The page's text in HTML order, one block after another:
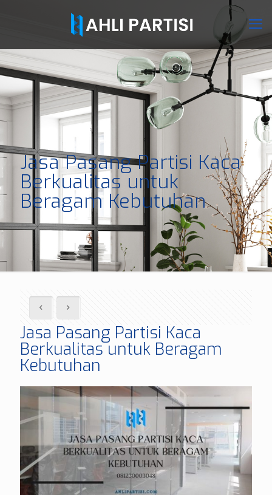
Jasa Pasang Partisi Kaca
Berkualitas untuk
Beragam Kebutuhan
Jasa Pasang Partisi Kaca
Berkualitas untuk Beragam
Kebutuhan